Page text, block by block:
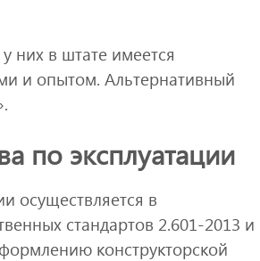
них в штате имеется
и опытом. Альтернативный
по эксплуатации
осуществляется в
стандартов 2.601-2013 и
конструкторской